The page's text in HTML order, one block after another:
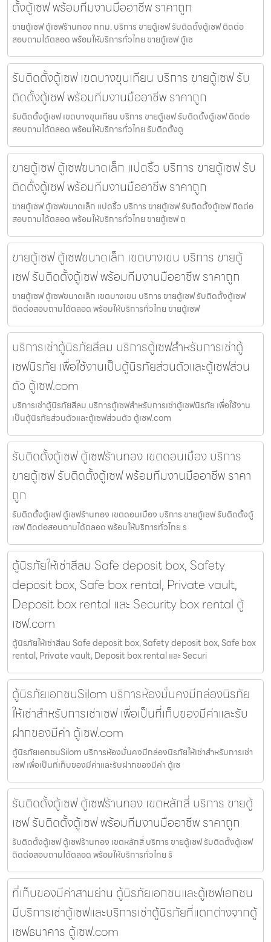
ตั้งตู้เซฟ พร้อมทีมงานมืออาชีพ ราคาถูก
ขายตู้เซฟ ตู้เซฟร้านทอง กทม. บริการ ขายตู้เซฟ รับติดตั้งตู้เซฟ ติดต่อ
สอบถามได้ตลอด พร้อมให้บริการทั่วไทย ขายตู้เซฟ ตู้เซ
รับติดตั้งตู้เซฟ เขตบางขุนเทียน บริการ ขายตู้เซฟ รับ
ติดตั้งตู้เซฟ พร้อมทีมงานมืออาชีพ ราคาถูก
รับติดตั้งตู้เซฟ เขตบางขุนเทียน บริการ ขายตู้เซฟ รับติดตั้งตู้เซฟ ติดต่อ
สอบถามได้ตลอด พร้อมให้บริการทั่วไทย รับติดตั้งตู
ขายตู้เซฟ ตู้เซฟขนาดเล็ก แปดริ้ว บริการ ขายตู้เซฟ รับ
ติดตั้งตู้เซฟ พร้อมทีมงานมืออาชีพ ราคาถูก
ขายตู้เซฟ ตู้เซฟขนาดเล็ก แปดริ้ว บริการ ขายตู้เซฟ รับติดตั้งตู้เซฟ ติดต่อ
สอบถามได้ตลอด พร้อมให้บริการทั่วไทย ขายตู้เซฟ ต
ขายตู้เซฟ ตู้เซฟขนาดเล็ก เขตบางเขน บริการ ขายตู้
เซฟ รับติดตั้งตู้เซฟ พร้อมทีมงานมืออาชีพ ราคาถูก
ขายตู้เซฟ ตู้เซฟขนาดเล็ก เขตบางเขน บริการ ขายตู้เซฟ รับติดตั้งตู้เซฟ
ติดต่อสอบถามได้ตลอด พร้อมให้บริการทั่วไทย ขายตู้เซฟ
บริการเช่าตู้นิรภัยสีลม บริการตู้เซฟสำหรับการเช่าตู้
เซฟนิรภัย เพื่อใช้งานเป็นตู้นิรภัยส่วนตัวและตู้เซฟส่วน
ตัว ตู้เซฟ.com
บริการเช่าตู้นิรภัยสีลม บริการตู้เซฟสำหรับการเช่าตู้เซฟนิรภัย เพื่อใช้งาน
เป็นตู้นิรภัยส่วนตัวและตู้เซฟส่วนตัว ตู้เซฟ.com
รับติดตั้งตู้เซฟ ตู้เซฟร้านทอง เขตดอนเมือง บริการ
ขายตู้เซฟ รับติดตั้งตู้เซฟ พร้อมทีมงานมืออาชีพ ราคา
ถูก
รับติดตั้งตู้เซฟ ตู้เซฟร้านทอง เขตดอนเมือง บริการ ขายตู้เซฟ รับติดตั้งตู้
เซฟ ติดต่อสอบถามได้ตลอด พร้อมให้บริการทั่วไทย ร
ตู้นิรภัยให้เช่าสีลม Safe deposit box, Safety
deposit box, Safe box rental, Private vault,
Deposit box rental และ Security box rental ตู้
เซฟ.com
ตู้นิรภัยให้เช่าสีลม Safe deposit box, Safety deposit box, Safe box
rental, Private vault, Deposit box rental และ Securi
ตู้นิรภัยเอกชนSilom บริการห้องมั่นคงมีกล่องนิรภัย
ให้เช่าสำหรับการเช่าเซฟ เพื่อเป็นที่เก็บของมีค่าและรับ
ฝากของมีค่า ตู้เซฟ.com
ตู้นิรภัยเอกชนSilom บริการห้องมั่นคงมีกล่องนิรภัยให้เช่าสำหรับการเช่า
เซฟ เพื่อเป็นที่เก็บของมีค่าและรับฝากของมีค่า ตู้เซ
รับติดตั้งตู้เซฟ ตู้เซฟร้านทอง เขตหลักสี่ บริการ ขายตู้
เซฟ รับติดตั้งตู้เซฟ พร้อมทีมงานมืออาชีพ ราคาถูก
รับติดตั้งตู้เซฟ ตู้เซฟร้านทอง เขตหลักสี่ บริการ ขายตู้เซฟ รับติดตั้งตู้เซฟ
ติดต่อสอบถามได้ตลอด พร้อมให้บริการทั่วไทย รั
ที่เก็บของมีค่าสามย่าน ตู้นิรภัยเอกชนและตู้เซฟเอกชน
มีบริการเช่าตู้เซฟและบริการเช่าตู้นิรภัยที่แตกต่างจากตู้
เซฟธนาคาร ตู้เซฟ.com